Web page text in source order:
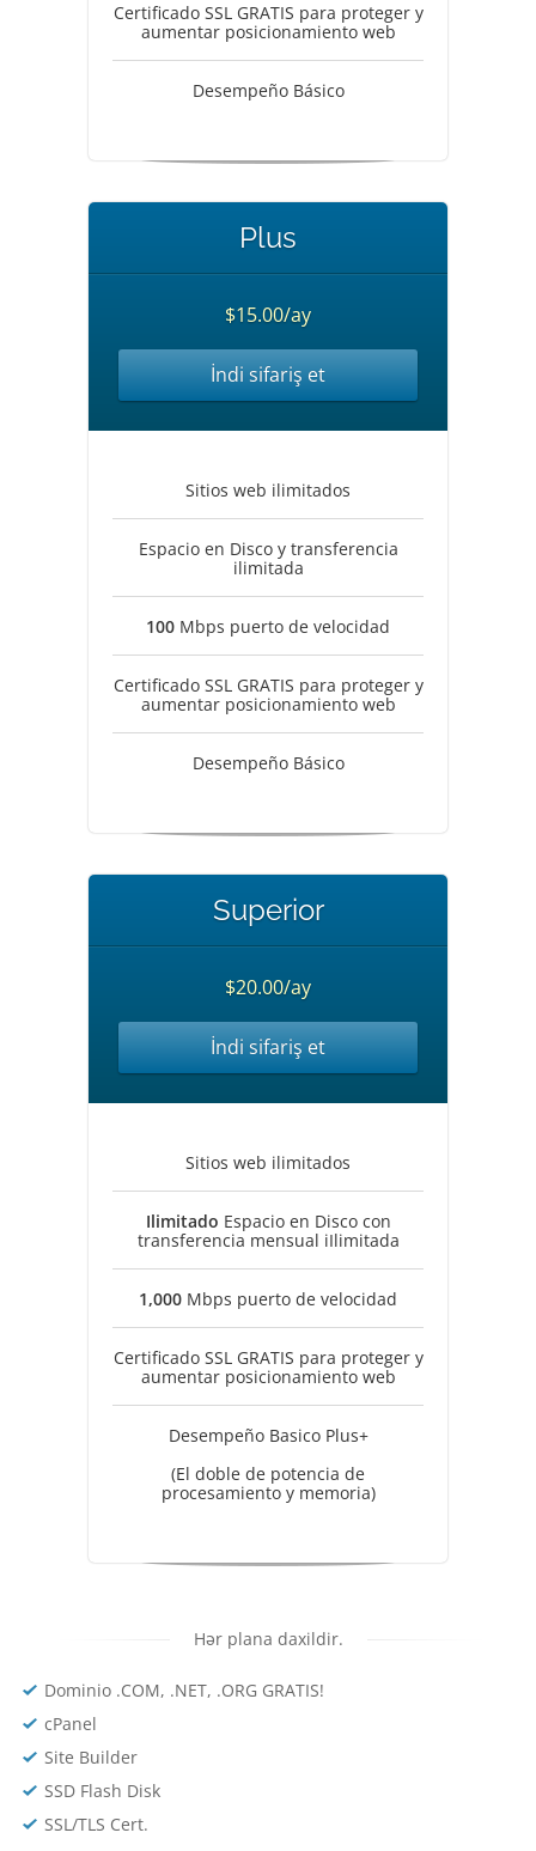
Certificado SSL GRATIS para proteger y
aumentar posicionamiento web
Desempeño Básico
Plus
$15.00/ay
İndi sifariş et
Sitios web ilimitados
Espacio en Disco y transferencia
ilimitada
100 Mbps puerto de velocidad
Certificado SSL GRATIS para proteger y
aumentar posicionamiento web
Desempeño Básico
Superior
$20.00/ay
İndi sifariş et
Sitios web ilimitados
Ilimitado Espacio en Disco con
transferencia mensual iIlimitada
1,000 Mbps puerto de velocidad
Certificado SSL GRATIS para proteger y
aumentar posicionamiento web
Desempeño Basico Plus+
(El doble de potencia de
procesamiento y memoria)
Hər plana daxildir.
Dominio .COM, .NET, .ORG GRATIS!
cPanel
Site Builder
SSD Flash Disk
SSL/TLS Cert.